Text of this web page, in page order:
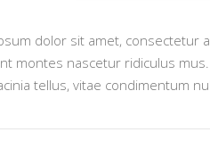
dolor sit amet, consectetur
montes nascetur ridiculus
tellus, vitae condimentum